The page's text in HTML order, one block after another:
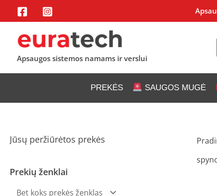
Pereiti
prie
turinio
Apsaugos sistemos namams ir verslui
PREKĖS SAUGOS MUGĖ
Jūsų peržiūrėtos prekės
Prekių ženklai